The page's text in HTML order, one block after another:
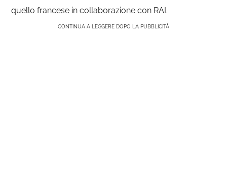
quello francese in collaborazione con RAI.
CONTINUA A LEGGERE DOPO LA PUBBLICITÀ